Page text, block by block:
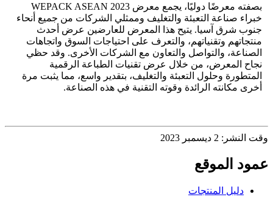
بصفته معرضًا دوليًا، يجمع معرض WEPACK ASEAN 2023
خبراء صناعة التعبئة والتغليف وممثلي الشركات من جميع أنحاء
جنوب شرق آسيا. يتيح هذا المعرض للعارضين عرض أحدث
منتجاتهم وتقنياتهم، والتعرف على احتياجات السوق واتجاهات
الصناعة، والتواصل والتعاون مع الشركات الأخرى. وقد حظي
نجاح المعرض، من خلال عرض تقنيات الطباعة الرقمية
المتطورة وحلول التعبئة والتغليف، بتقدير واسع، مما يثبت مرة
أخرى مكانته الرائدة وقوته التقنية في هذه الصناعة.
وقت النشر: 2 ديسمبر 2023
عمود الموقع
دليل المنتجات